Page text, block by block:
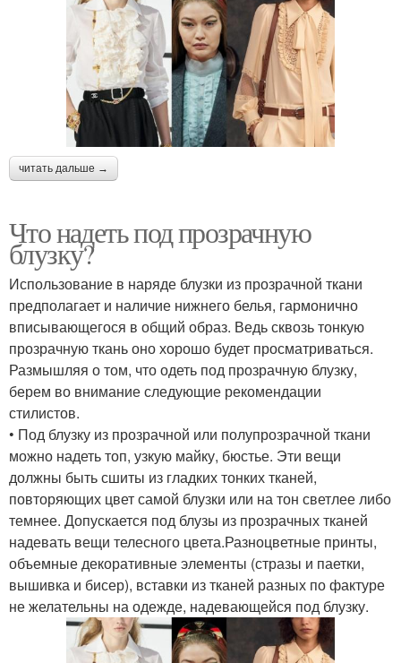
читать дальше →
Что надеть под прозрачную
блузку?
Использование в наряде блузки из прозрачной ткани
предполагает и наличие нижнего белья, гармонично
вписывающегося в общий образ. Ведь сквозь тонкую
прозрачную ткань оно хорошо будет просматриваться.
Размышляя о том, что одеть под прозрачную блузку,
берем во внимание следующие рекомендации
стилистов.
• Под блузку из прозрачной или полупрозрачной ткани
можно надеть топ, узкую майку, бюстье. Эти вещи
должны быть сшиты из гладких тонких тканей,
повторяющих цвет самой блузки или на тон светлее либо
темнее. Допускается под блузы из прозрачных тканей
надевать вещи телесного цвета.Разноцветные принты,
объемные декоративные элементы (стразы и паетки,
вышивка и бисер), вставки из тканей разных по фактуре
не желательны на одежде, надевающейся под блузку.